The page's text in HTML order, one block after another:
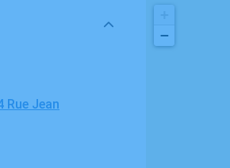
Rue Jean
−